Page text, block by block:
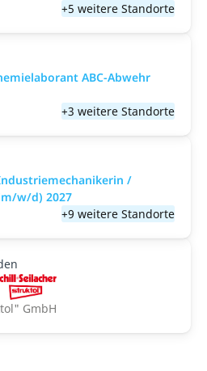
+5 weitere Standorte
ABC-Abwehr
+3 weitere Standorte
/
w/d) 2027
+9 weitere Standorte
GmbH